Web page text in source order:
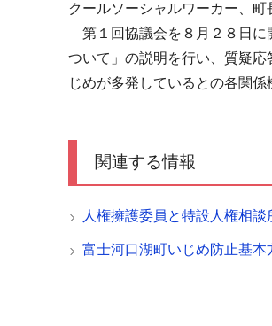
クールソーシャルワーカー、町
第１回協議会を８月２８日に
ついて」の説明を行い、質疑
じめが多発しているとの各関
関連する情報
人権擁護委員と特設人権相談
富士河口湖町いじめ防止基本